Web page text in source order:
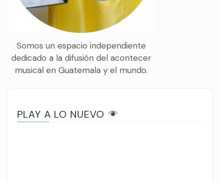
Somos un espacio independiente
dedicado a la difusión del acontecer
musical en Guatemala y el mundo.
PLAY A LO NUEVO